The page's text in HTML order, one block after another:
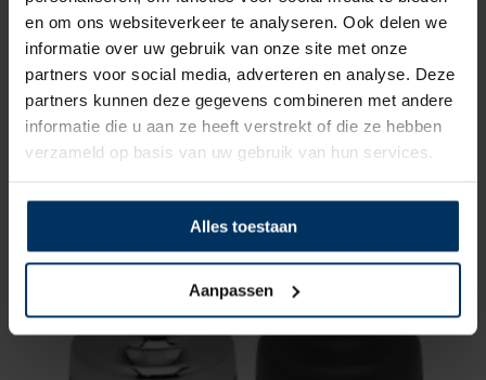
en om ons websiteverkeer te analyseren. Ook delen we
informatie over uw gebruik van onze site met onze
partners voor social media, adverteren en analyse. Deze
partners kunnen deze gegevens combineren met andere
informatie die u aan ze heeft verstrekt of die ze hebben
verzameld op basis van uw gebruik van hun services.
Alles toestaan
Aanpassen
Antal selftailing One speed winch XT16/CH
Merk: Antal
Artikelnummer: XT16/CH
€633,30 incl BTW